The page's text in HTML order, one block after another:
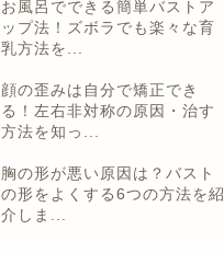
お風呂でできる簡単バストア
ップ法！ズボラでも楽々な育
乳方法を...
顔の歪みは自分で矯正でき
る！左右非対称の原因・治す
方法を知っ...
胸の形が悪い原因は？バスト
の形をよくする6つの方法を紹
介しま...